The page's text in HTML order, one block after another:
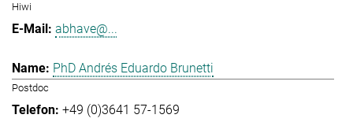
Hiwi
abhave@...
PhD Andrés Eduardo Brunetti
Postdoc
+49 (0)3641 57-1569